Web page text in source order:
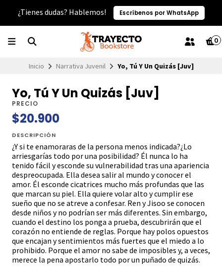
¿Tienes dudas? Hablemos! Escríbenos por WhatsApp
0
Inicio Narrativa Juvenil Yo, Tú Y Un Quizás [Juv]
Yo, Tú Y Un Quizás [Juv]
PRECIO
$20.900
DESCRIPCIÓN
¿Y si te enamoraras de la persona menos indicada?¿Lo
arriesgarías todo por una posibilidad? Él nunca lo ha
tenido fácil y esconde su vulnerabilidad tras una apariencia
despreocupada. Ella desea salir al mundo y conocer el
amor. Él esconde cicatrices mucho más profundas que las
que marcan su piel. Ella quiere volar alto y cumplir ese
sueño que no se atreve a confesar. Ren y Jisoo se conocen
desde niños y no podrían ser más diferentes. Sin embargo,
cuando el destino los ponga a prueba, descubrirán que el
corazón no entiende de reglas. Porque hay polos opuestos
que encajan y sentimientos más fuertes que el miedo a lo
prohibido. Porque el amor no sabe de imposibles y, a veces,
merece la pena apostarlo todo por un puñado de quizás.